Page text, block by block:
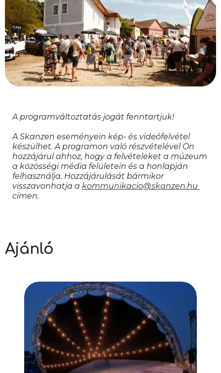
A programváltoztatás jogát fenntartjuk!
A Skanzen eseményein kép- és videófelvétel
készülhet. A programon való részvételével Ön
hozzájárul ahhoz, hogy a felvételeket a múzeum
a közösségi média felületein és a honlapján
felhasználja. Hozzájárulását bármikor
visszavonhatja a
címen.
Ajánló